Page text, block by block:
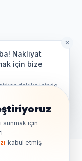
saklıdır.
sunmak için
kabul etmiş
✕
Nakliyat
için bize
dakika içinde